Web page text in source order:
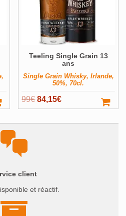
Teeling Single Grain 13
ans
Single Grain Whisky, Irlande,
50%, 70cl.
99€ Le
prix
initial
84,15€Le
prix
actuel
client
et réactif.